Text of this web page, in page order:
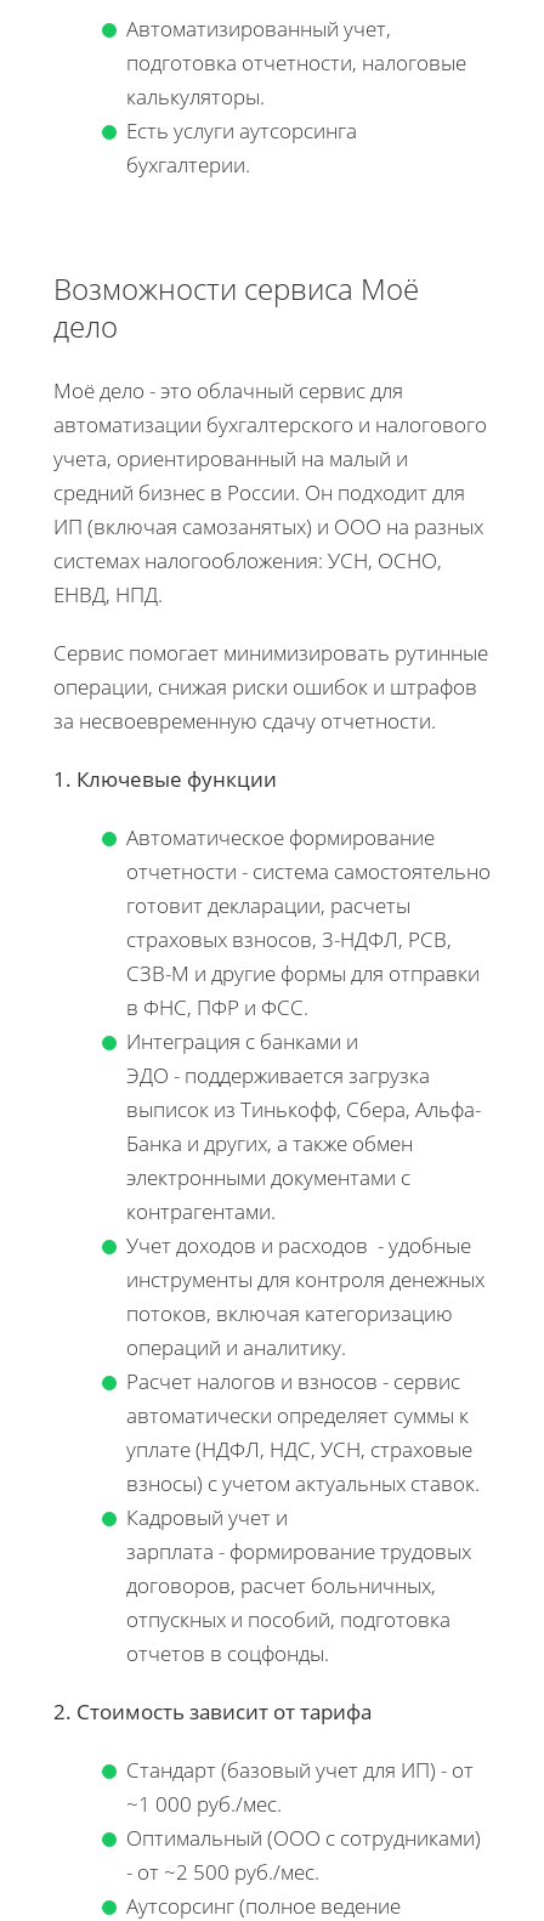
Автоматизированный учет,
подготовка отчетности, налоговые
калькуляторы.
Есть услуги аутсорсинга
бухгалтерии.
Возможности сервиса Моё
дело
Моё дело - это облачный сервис для
автоматизации бухгалтерского и налогового
учета, ориентированный на малый и
средний бизнес в России. Он подходит для
ИП (включая самозанятых) и ООО на разных
системах налогообложения: УСН, ОСНО,
ЕНВД, НПД.
Сервис помогает минимизировать рутинные
операции, снижая риски ошибок и штрафов
за несвоевременную сдачу отчетности.
1. Ключевые функции
Автоматическое формирование
отчетности - система самостоятельно
готовит декларации, расчеты
страховых взносов, 3-НДФЛ, РСВ,
СЗВ-М и другие формы для отправки
в ФНС, ПФР и ФСС.
Интеграция с банками и
ЭДО - поддерживается загрузка
выписок из Тинькофф, Сбера, Альфа-
Банка и других, а также обмен
электронными документами с
контрагентами.
Учет доходов и расходов - удобные
инструменты для контроля денежных
потоков, включая категоризацию
операций и аналитику.
Расчет налогов и взносов - сервис
автоматически определяет суммы к
уплате (НДФЛ, НДС, УСН, страховые
взносы) с учетом актуальных ставок.
Кадровый учет и
зарплата - формирование трудовых
договоров, расчет больничных,
отпускных и пособий, подготовка
отчетов в соцфонды.
2. Стоимость зависит от тарифа
Стандарт (базовый учет для ИП) - от
~1 000 руб./мес.
Оптимальный (ООО с сотрудниками)
- от ~2 500 руб./мес.
Аутсорсинг (полное ведение